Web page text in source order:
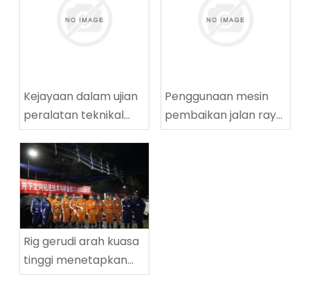
Kejayaan dalam ujian
peralatan teknikal
penggerudian
lingkaran tinggi
ZDY2800LG
Penggunaan mesin
pembaikan jalan raya
yang berjaya di
Rig gerudi arah kuasa
tinggi menetapkan
rekod dunia baru